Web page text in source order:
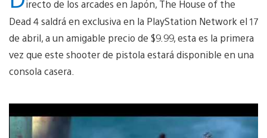
irecto de los arcades en Japón, The House of the
Dead 4 saldrá en exclusiva en la PlayStation Network el 17
de abril, a un amigable precio de $9.99, esta es la primera
vez que este shooter de pistola estará disponible en una
consola casera.